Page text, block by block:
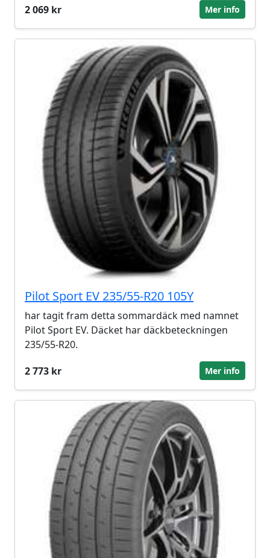
2 069 kr
Mer info
Pilot Sport EV 235/55-R20 105Y
har tagit fram detta sommardäck med namnet
Pilot Sport EV. Däcket har däckbeteckningen
235/55-R20.
2 773 kr
Mer info